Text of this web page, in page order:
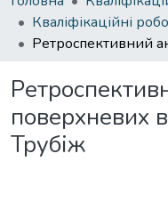
поверхневих
Трубіж